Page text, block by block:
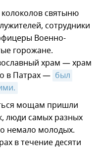
святыню
сотрудники
Военно-
горожане.
храм — храм
в Патрах — был
мощам пришли
люди самых разных
немало молодых.
в течение десяти